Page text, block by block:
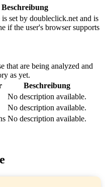
Beschreibung
set by doubleclick.net and is
if the user's browser supports
that are being analyzed and
as yet.
Beschreibung
No description available.
No description available.
No description available.